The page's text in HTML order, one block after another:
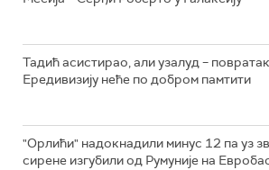
Тадић асистирао, али узалуд –
Ередивизију неће по добром памтити
"Орлићи" надокнадили минус 12 па уз
сирене изгубили од Румуније на